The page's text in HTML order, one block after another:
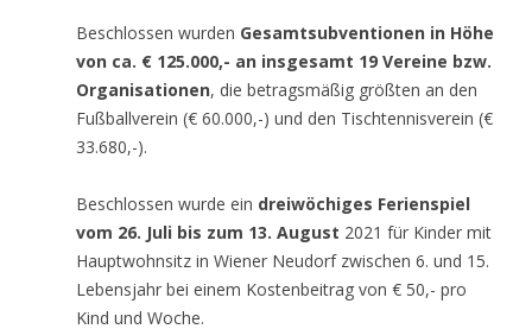
Beschlossen wurden Gesamtsubventionen in Höhe
von ca. € 125.000,- an insgesamt 19 Vereine bzw.
Organisationen, die betragsmäßig größten an den
Fußballverein (€ 60.000,-) und den Tischtennisverein (€
33.680,-).
Beschlossen wurde ein dreiwöchiges Ferienspiel
vom 26. Juli bis zum 13. August 2021 für Kinder mit
Hauptwohnsitz in Wiener Neudorf zwischen 6. und 15.
Lebensjahr bei einem Kostenbeitrag von € 50,- pro
Kind und Woche.